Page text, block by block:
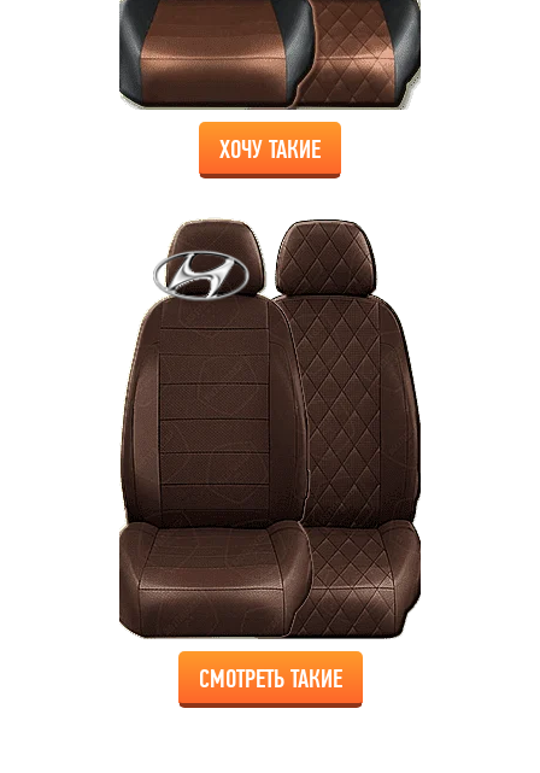
ХОЧУ ТАКИЕ
СМОТРЕТЬ ТАКИЕ